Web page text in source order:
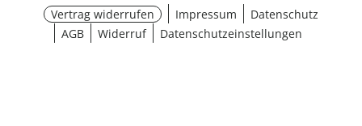
Vertrag widerrufen Impressum
Datenschutz
AGB
Widerruf Datenschutzeinstellungen